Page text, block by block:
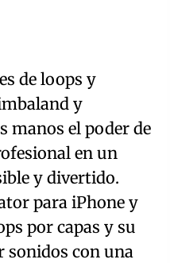
de loops y
y
manos el poder de
en un
y divertido.
para iPhone y
por capas y su
sonidos con una